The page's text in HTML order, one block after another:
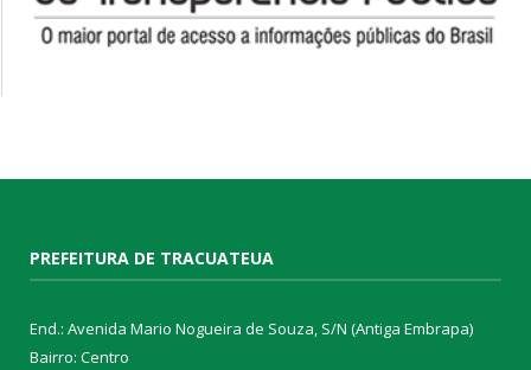
PREFEITURA DE TRACUATEUA
End.: Avenida Mario Nogueira de Souza, S/N (Antiga Embrapa)
Bairro: Centro